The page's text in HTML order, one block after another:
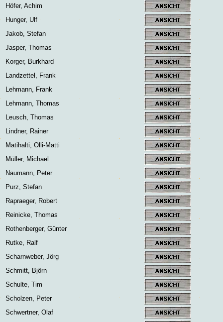
Höfer, Achim
Hunger, Ulf
Jakob, Stefan
Jasper, Thomas
Korger, Burkhard
Landzettel, Frank
Lehmann, Frank
Lehmann, Thomas
Leusch, Thomas
Lindner, Rainer
Matihalti, Olli-Matti
Müller, Michael
Naumann, Peter
Purz, Stefan
Rapraeger, Robert
Reinicke, Thomas
Rothenberger, Günter
Rutke, Ralf
Scharnweber, Jörg
Schmitt, Björn
Schulte, Tim
Scholzen, Peter
Schwertner, Olaf